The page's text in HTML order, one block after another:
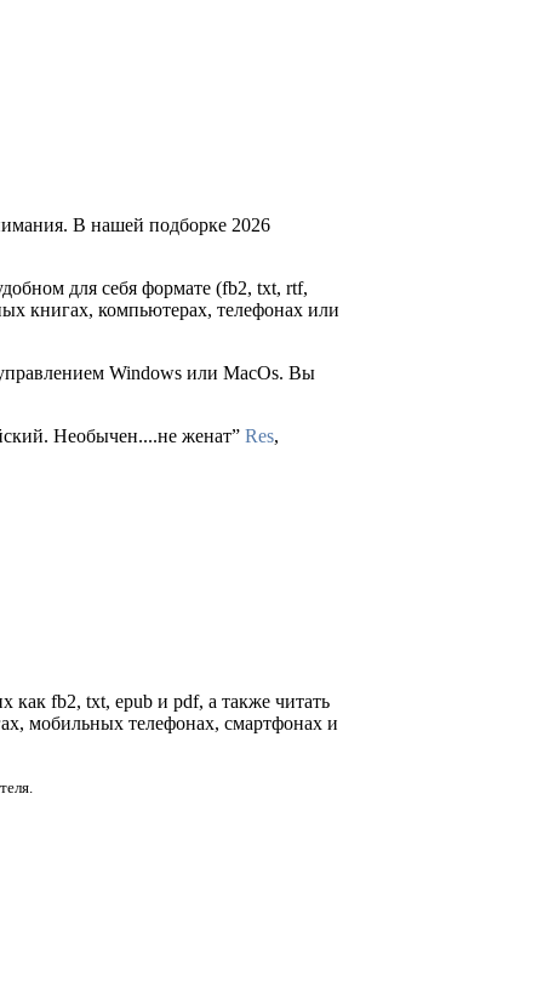
В нашей подборке 2026
для себя формате (fb2, txt, rtf,
книгах, компьютерах, телефонах или
Windows или MacOs. Вы
Необычен....не женат” Res,
как fb2, txt, epub и pdf, а также читать
мобильных телефонах, смартфонах и